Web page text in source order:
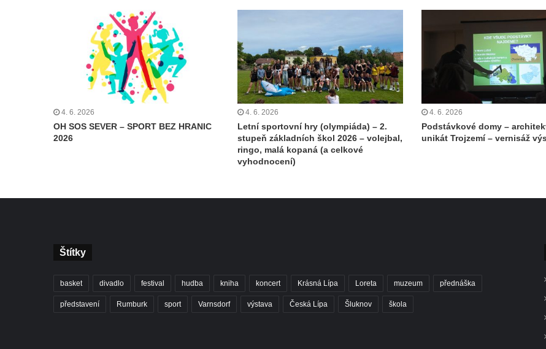
4. 6. 2026
OH SOS SEVER – SPORT BEZ HRANIC
2026
4. 6. 2026
Letní sportovní hry (olympiáda) – 2.
stupeň základních škol 2026 – volejbal,
ringo, malá kopaná (a celkové
vyhodnocení)
4. 6. 2026
Podstávkové domy –
unikát Trojzemí – vernisáž
Štítky
basket divadlo festival hudba kniha koncert Krásná Lípa Loreta muzeum přednáška
představení Rumburk sport Varnsdorf výstava Česká Lípa Šluknov škola